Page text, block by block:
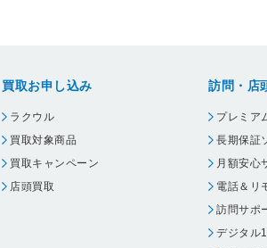
買取お申し込み
ラクウル
買取対象商品
買取キャンペーン
店頭買取
訪問・店
プレミア
長期保証
月額安心
電話＆リ
訪問サポ
デジタル